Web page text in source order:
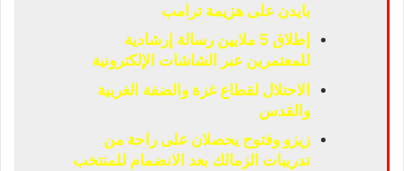
بايدن على هزيمة ترامب
إطلاق 5 ملايين رسالة إرشادية
للمعتمرين عبر الشاشات الإلكترونية
الاحتلال لقطاع غزة والضفة الغربية
والقدس
زيزو وفتوح يحصلان على راحة من
تدريبات الزمالك بعد الانضمام للمنتخب